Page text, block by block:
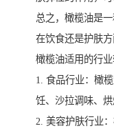
总之，橄榄油是
在饮食还是护肤方
橄榄油适用的行
1. 食品行业：橄
饪、沙拉调味、烘
2. 美容护肤行业